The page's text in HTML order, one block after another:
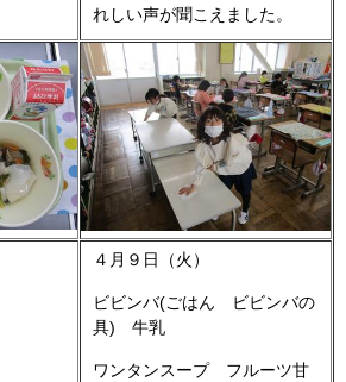
れしい声が聞こえました。
４月９日（火）
ビビンバ(ごはん ビビンバの
具) 牛乳
ワンタンスープ フルーツ甘